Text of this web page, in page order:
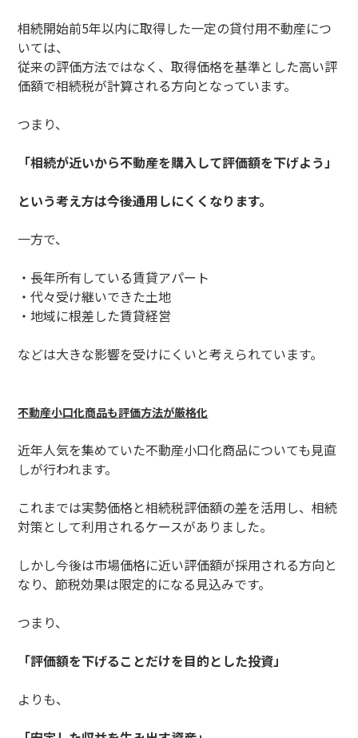
相続開始前5年以内に取得した一定の貸付用不動産につ
いては、
従来の評価方法ではなく、取得価格を基準とした高い評
価額で相続税が計算される方向となっています。
つまり、
「相続が近いから不動産を購入して評価額を下げよう」
という考え方は今後通用しにくくなります。
一方で、
・長年所有している賃貸アパート
・代々受け継いできた土地
・地域に根差した賃貸経営
などは大きな影響を受けにくいと考えられています。
不動産小口化商品も評価方法が厳格化
近年人気を集めていた不動産小口化商品についても見直
しが行われます。
これまでは実勢価格と相続税評価額の差を活用し、相続
対策として利用されるケースがありました。
しかし今後は市場価格に近い評価額が採用される方向と
なり、節税効果は限定的になる見込みです。
つまり、
「評価額を下げることだけを目的とした投資」
よりも、